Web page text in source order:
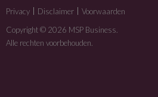
Privacy Disclaimer
Voorwaarden
Copyright © 2026 MSP Business.
Alle rechten voorbehouden.